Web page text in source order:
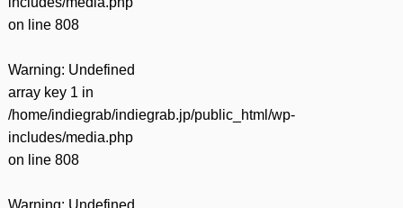
on line 808
Warning: Undefined
array key 1 in
/home/indiegrab/indiegrab.jp/public_html/wp-
includes/media.php
on line 808